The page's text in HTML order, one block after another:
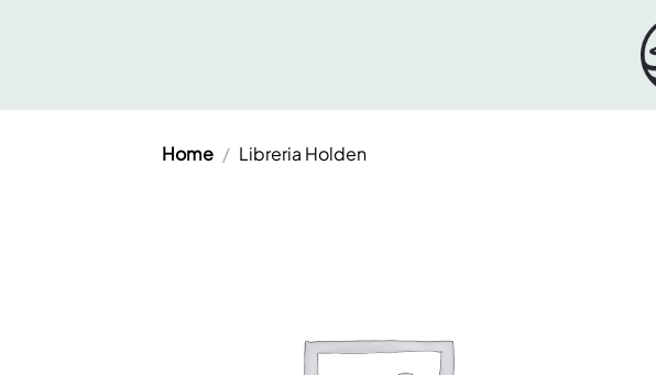
Home / Libreria Holden